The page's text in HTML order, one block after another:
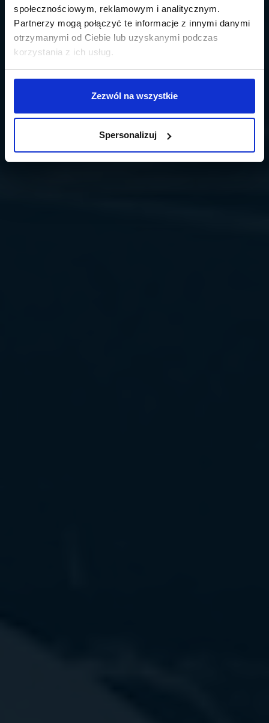
społecznościowym, reklamowym i analitycznym.
Partnerzy mogą połączyć te informacje z innymi danymi
otrzymanymi od Ciebie lub uzyskanymi podczas
korzystania z ich usług.
Zezwól na wszystkie
Spersonalizuj